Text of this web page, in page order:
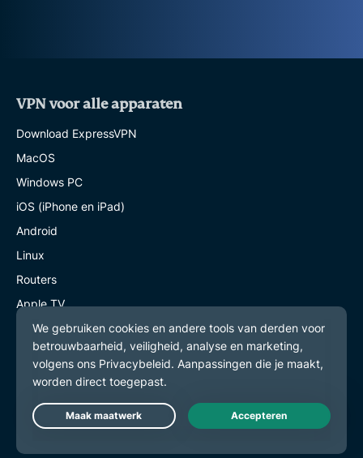
VPN voor alle apparaten
Download ExpressVPN
MacOS
Windows PC
iOS (iPhone en iPad)
Android
Linux
Routers
Apple TV
Fire Stick
Android TV
Chrome-extensie
VPN-servers
Servers in 113 landen
Live Chat